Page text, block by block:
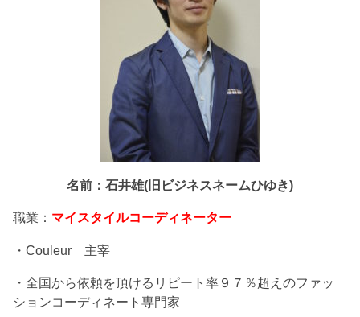
名前：石井雄(旧ビジネスネームひゆき)
職業： マイスタイルコーディネーター
・Couleur 主宰
・全国から依頼を頂けるリピート率９７％超えのファッ
ションコーディネート専門家